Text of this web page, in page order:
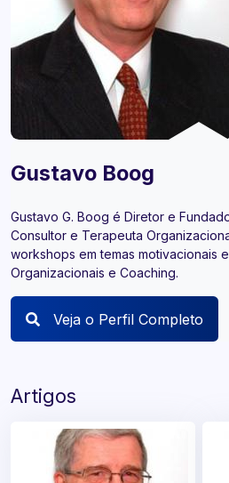
Gustavo Boog
Gustavo G. Boog é Diretor e
Consultor e Terapeuta
workshops em temas motivacionais
Organizacionais e Coaching.
Veja o Perfil Completo
Artigos